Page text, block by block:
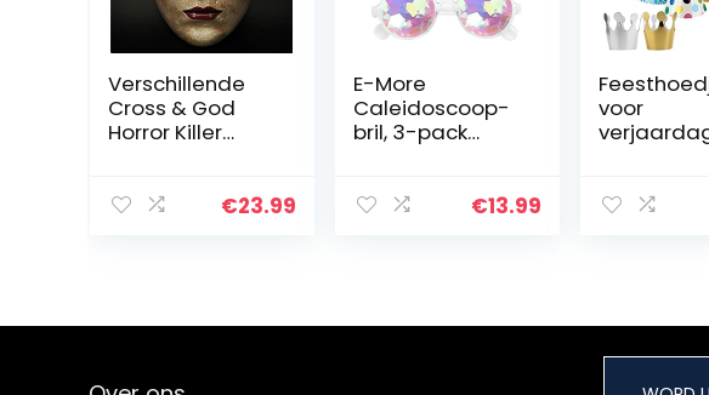
Verschillende
Cross & God
Horror Killer
Anarchy Movie,
€23.99
E-More
Caleidoscoop-
bril, 3-pack
zonnebril,
€13.99
voor